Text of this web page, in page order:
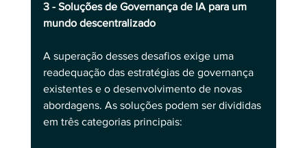
3 - Soluções de Governança de IA para um
mundo descentralizado
A superação desses desafios exige uma
readequação das estratégias de governança
existentes e o desenvolvimento de novas
abordagens. As soluções podem ser divididas
em três categorias principais: